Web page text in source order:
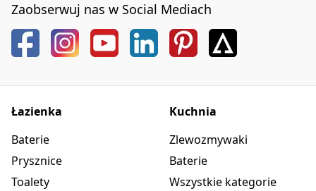
Zaobserwuj nas w Social Mediach
Łazienka
Baterie
Prysznice
Toalety
Kuchnia
Zlewozmywaki
Baterie
Wszystkie kategorie